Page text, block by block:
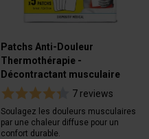
Patchs Anti-Douleur
Thermothérapie -
Décontractant musculaire
7 reviews
Soulagez les douleurs musculaires
par une chaleur diffuse pour un
confort durable.